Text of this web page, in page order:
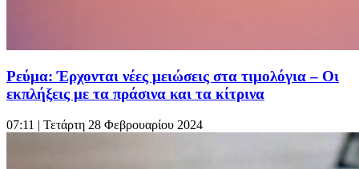
Ρεύμα: Έρχονται νέες μειώσεις στα τιμολόγια – Οι
εκπλήξεις με τα πράσινα και τα κίτρινα
07:11 | Τετάρτη 28 Φεβρουαρίου 2024